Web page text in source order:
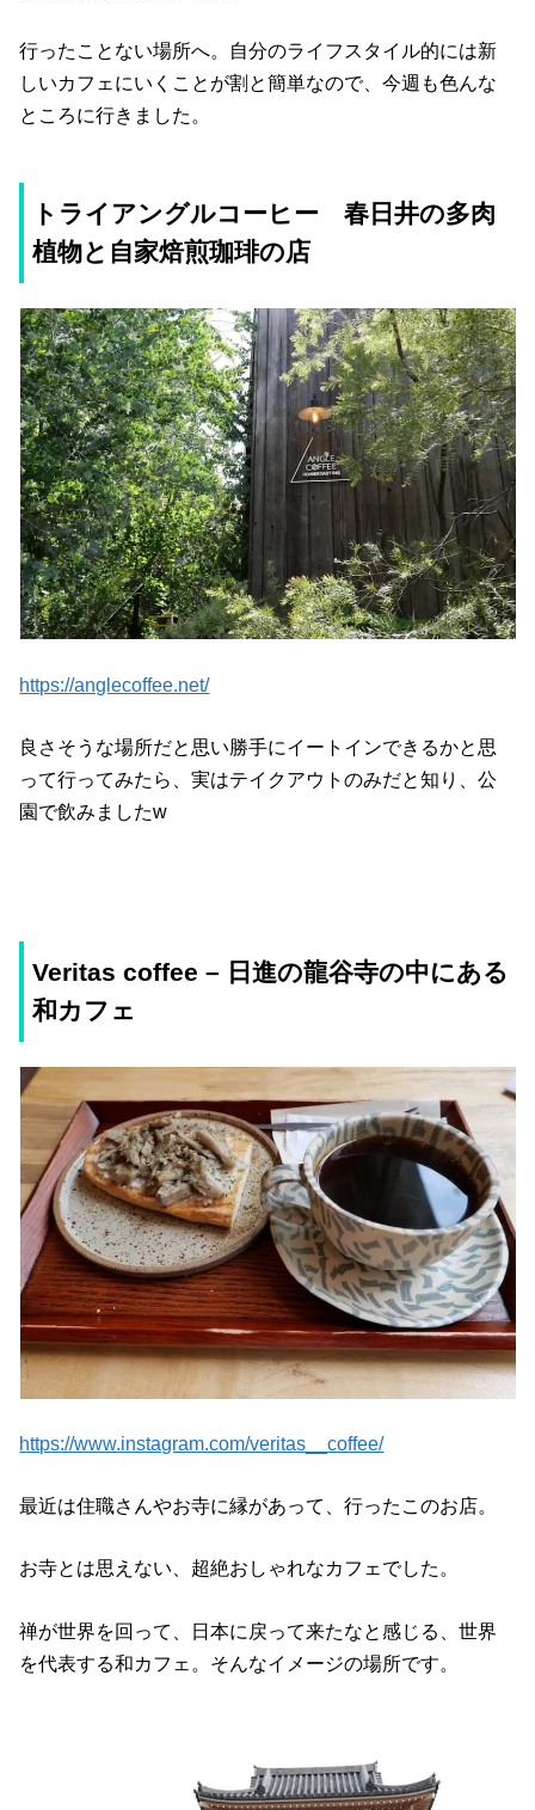
行ったことない場所へ。自分のライフスタイル的には新
しいカフェにいくことが割と簡単なので、今週も色んな
ところに行きました。
トライアングルコーヒー 春日井の多肉
植物と自家焙煎珈琲の店
https://anglecoffee.net/
良さそうな場所だと思い勝手にイートインできるかと思
って行ってみたら、実はテイクアウトのみだと知り、公
園で飲みましたw
Veritas coffee – 日進の龍谷寺の中にある
和カフェ
https://www.instagram.com/veritas__coffee/
最近は住職さんやお寺に縁があって、行ったこのお店。
お寺とは思えない、超絶おしゃれなカフェでした。
禅が世界を回って、日本に戻って来たなと感じる、世界
を代表する和カフェ。そんなイメージの場所です。